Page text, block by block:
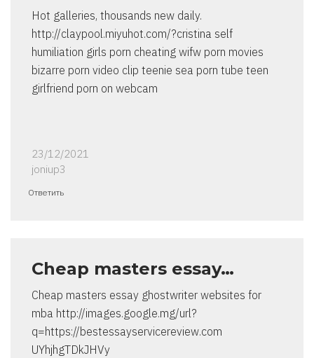
Hot galleries, thousands new daily.
http://claypool.miyuhot.com/?cristina self
humiliation girls porn cheating wifw porn movies
bizarre porn video clip teenie sea porn tube teen
girlfriend porn on webcam
23/12/2021
joniup3
Ответить
Cheap masters essay…
Cheap masters essay ghostwriter websites for
mba http://images.google.mg/url?
q=https://bestessayservicereview.com
UYhjhgTDkJHVy